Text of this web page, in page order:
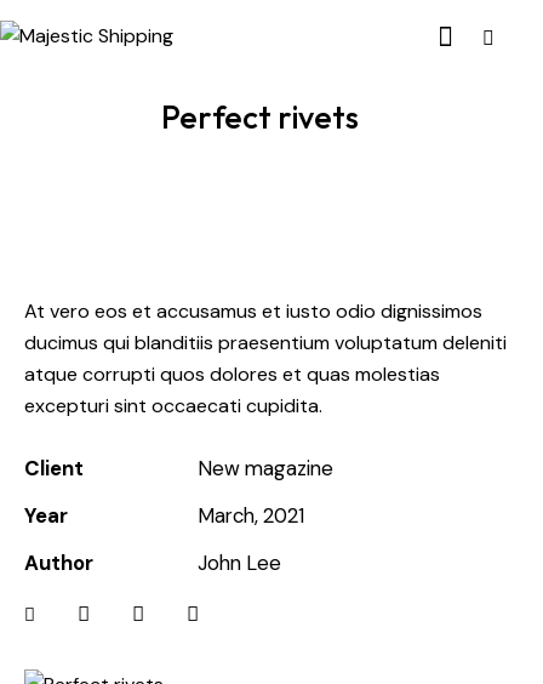
Perfect rivets
At vero eos et accusamus et iusto odio dignissimos
ducimus qui blanditiis praesentium voluptatum deleniti
atque corrupti quos dolores et quas molestias
excepturi sint occaecati cupidita.
Client
New magazine
Year
March, 2021
Author
John Lee